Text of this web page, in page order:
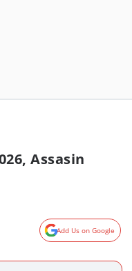
Assasin
Add Us on Google